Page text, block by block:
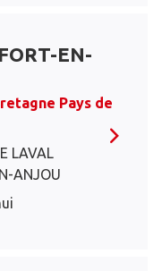
EN-
Pays de
LAVAL
ANJOU